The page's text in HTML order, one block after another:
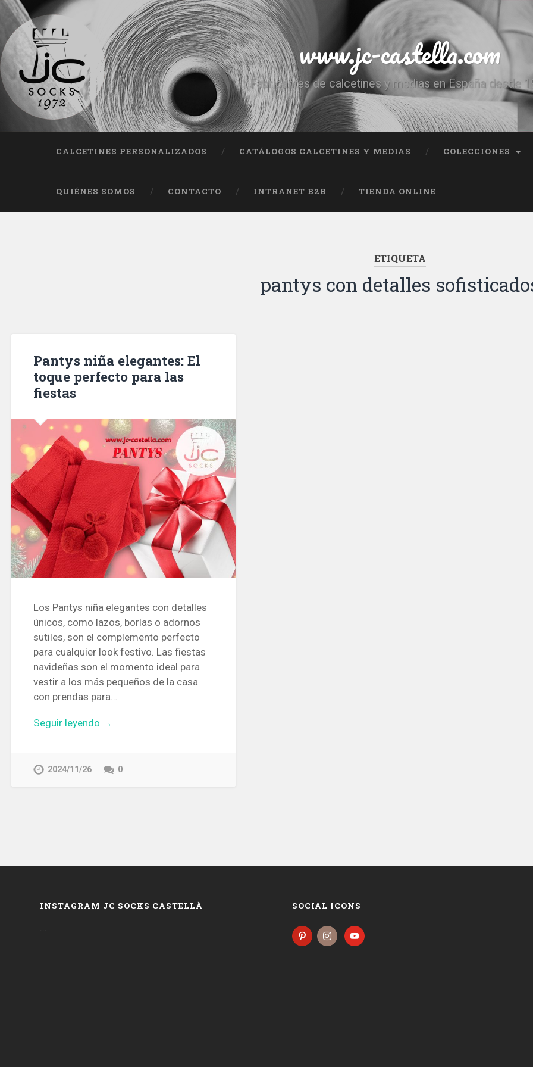
www.jc-castella.com
Fabricantes de calcetines y medias en España desde
CALCETINES PERSONALIZADOS CATÁLOGOS CALCETINES Y MEDIAS COLECCIONES
QUIÉNES SOMOS CONTACTO INTRANET B2B TIENDA ONLINE
ETIQUETA
pantys con detalles
Pantys niña elegantes: El
toque perfecto para las
fiestas
Los Pantys niña elegantes con detalles
únicos, como lazos, borlas o adornos
sutiles, son el complemento perfecto
para cualquier look festivo. Las fiestas
navideñas son el momento ideal para
vestir a los más pequeños de la casa
con prendas para…
Seguir leyendo →
2024/11/26 0
INSTAGRAM JC SOCKS CASTELLÀ SOCIAL ICONS